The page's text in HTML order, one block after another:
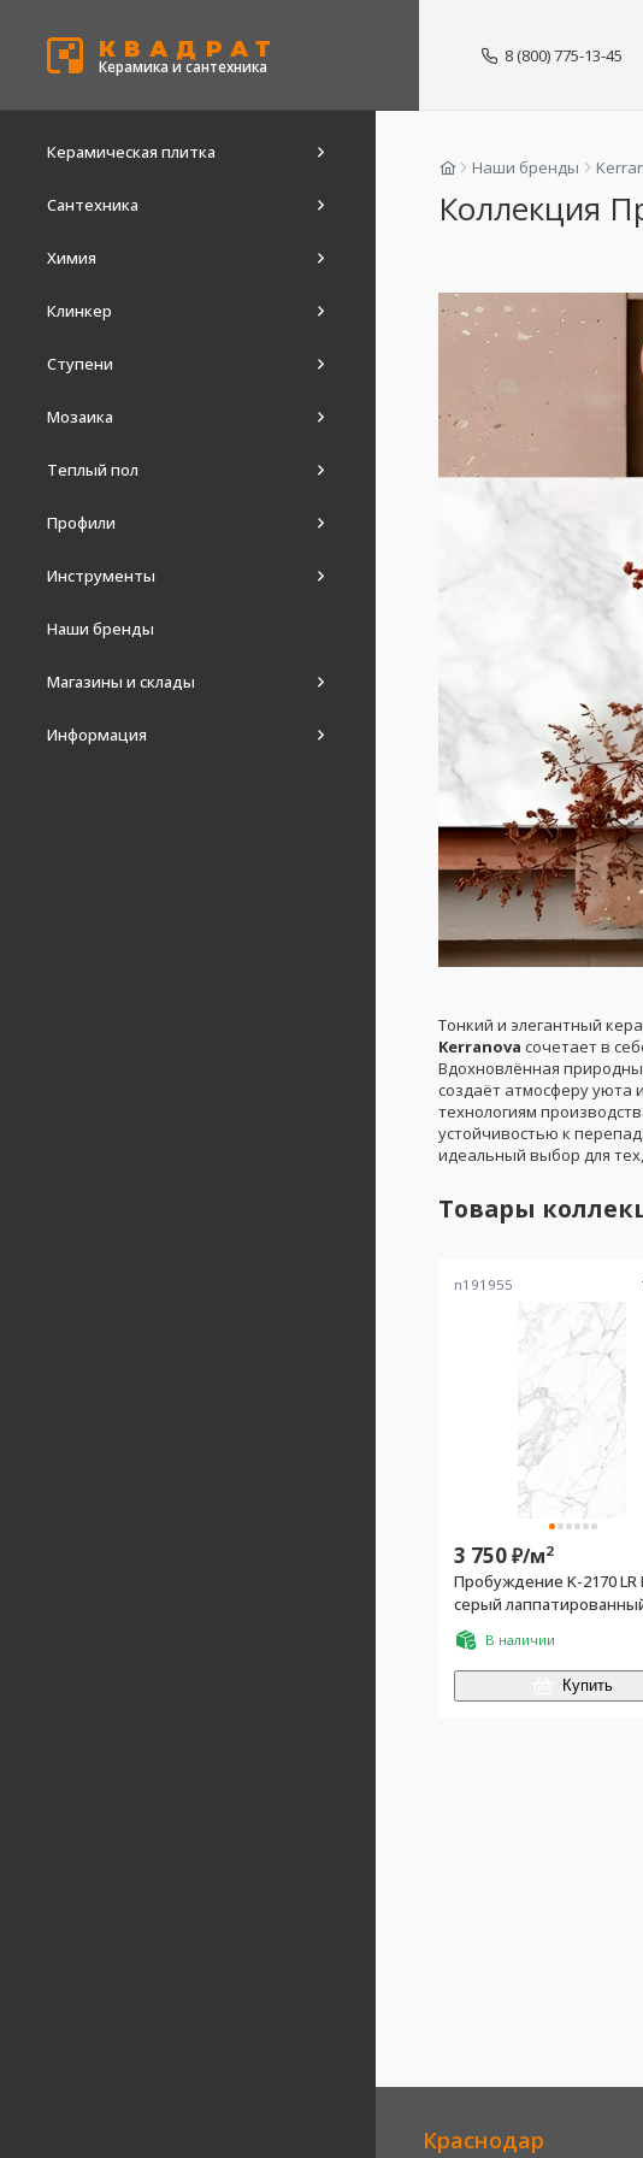
КВАДРАТ
Керамика и сантехника
8 (800) 775-13-45
Керамическая плитка
Сантехника
Химия
Клинкер
Ступени
Мозаика
Теплый пол
Профили
Инструменты
Наши бренды
Магазины и склады
Информация
Наши бренды
Коллекция
Тонкий и элегантный
Kerranova сочетает в
Вдохновлённая
создаёт атмосферу уюта
технологиям
устойчивостью к
идеальный выбор для
Товары
n191955
3 750₽/м2
Пробуждение K-2170 LR
серый
60x120
В наличии
Купить
Краснодар